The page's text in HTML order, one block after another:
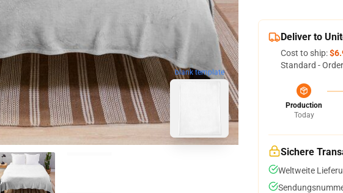
blank template
Deliver to
Cost to ship:
Standard -
Production
Today
Sichere
Weltweite